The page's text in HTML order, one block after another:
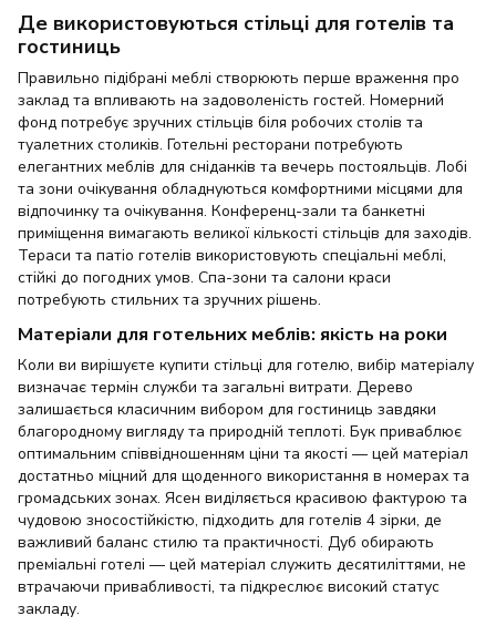
Де використовуються стільці для готелів та
гостиниць
Правильно підібрані меблі створюють перше враження про
заклад та впливають на задоволеність гостей. Номерний
фонд потребує зручних стільців біля робочих столів та
туалетних столиків. Готельні ресторани потребують
елегантних меблів для сніданків та вечерь постояльців. Лобі
та зони очікування обладнуються комфортними місцями для
відпочинку та очікування. Конференц-зали та банкетні
приміщення вимагають великої кількості стільців для заходів.
Тераси та патіо готелів використовують спеціальні меблі,
стійкі до погодних умов. Спа-зони та салони краси
потребують стильних та зручних рішень.
Матеріали для готельних меблів: якість на роки
Коли ви вирішуєте купити стільці для готелю, вибір матеріалу
визначає термін служби та загальні витрати. Дерево
залишається класичним вибором для гостиниць завдяки
благородному вигляду та природній теплоті. Бук приваблює
оптимальним співвідношенням ціни та якості — цей матеріал
достатньо міцний для щоденного використання в номерах та
громадських зонах. Ясен виділяється красивою фактурою та
чудовою зносостійкістю, підходить для готелів 4 зірки, де
важливий баланс стилю та практичності. Дуб обирають
преміальні готелі — цей матеріал служить десятиліттями, не
втрачаючи привабливості, та підкреслює високий статус
закладу.